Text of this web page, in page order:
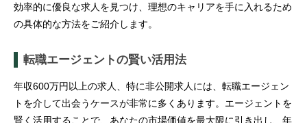
効率的に優良な求人を見つけ、理想のキャリアを手に入れるため
の具体的な方法をご紹介します。
転職エージェントの賢い活用法
年収600万円以上の求人、特に非公開求人には、転職エージェン
トを介して出会うケースが非常に多くあります。エージェントを
賢く活用することで、あなたの市場価値を最大限に引き出し、年